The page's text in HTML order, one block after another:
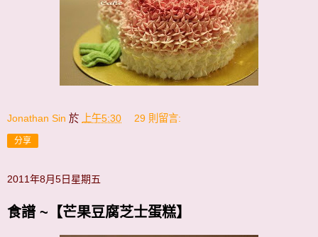
Jonathan Sin 於 上午5:30 29 則留言:
分享
2011年8月5日星期五
食譜 ~【芒果豆腐芝士蛋糕】